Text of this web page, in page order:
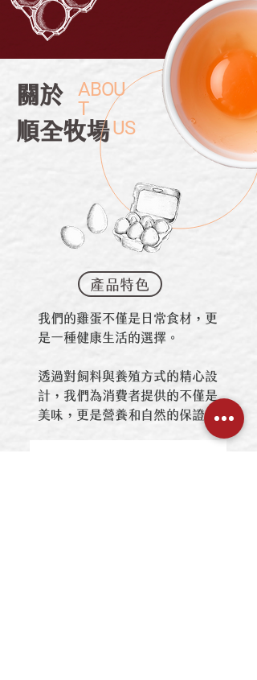
關於
​順全牧場
ABOU
T
US
產品特色
我們的雞蛋不僅是日常食材，更
是一種健康生活的選擇。
透過對飼料與養殖方式的精心設
計，我們為消費者提供的不僅是
美味，更是營養和自然的保證。